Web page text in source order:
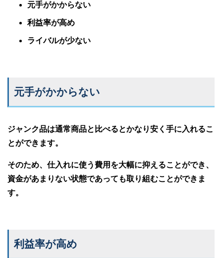
元手がかからない
利益率が高め
ライバルが少ない
元手がかからない
ジャンク品は通常商品と比べるとかなり安く手に入れるこ
とができます。
そのため、仕入れに使う費用を大幅に抑えることができ、
資金があまりない状態であっても取り組むことができま
す。
利益率が高め